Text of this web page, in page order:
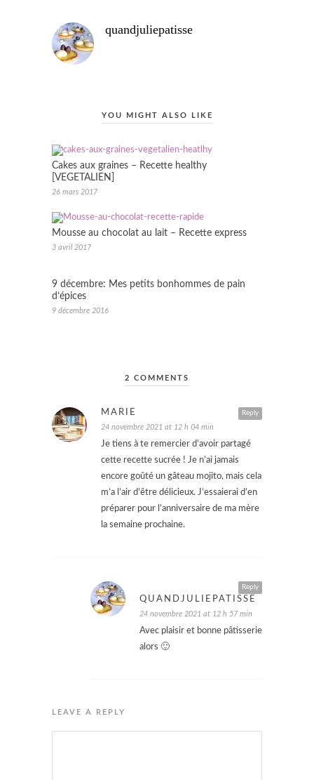
quandjuliepatisse
YOU MIGHT ALSO LIKE
Cakes aux graines – Recette healthy
[VEGETALIEN]
26 mars 2017
Mousse au chocolat au lait – Recette express
3 avril 2017
9 décembre: Mes petits bonhommes de pain
d’épices
9 décembre 2016
2 COMMENTS
Reply
MARIE
24 novembre 2021 at 12 h 04 min
Je tiens à te remercier d’avoir partagé
cette recette sucrée ! Je n’ai jamais
encore goûté un gâteau mojito, mais cela
m’a l’air d’être délicieux. J’essaierai d’en
préparer pour l’anniversaire de ma mère
la semaine prochaine.
Reply
QUANDJULIEPATISSE
24 novembre 2021 at 12 h 57 min
Avec plaisir et bonne pâtisserie
alors 🙂
LEAVE A REPLY